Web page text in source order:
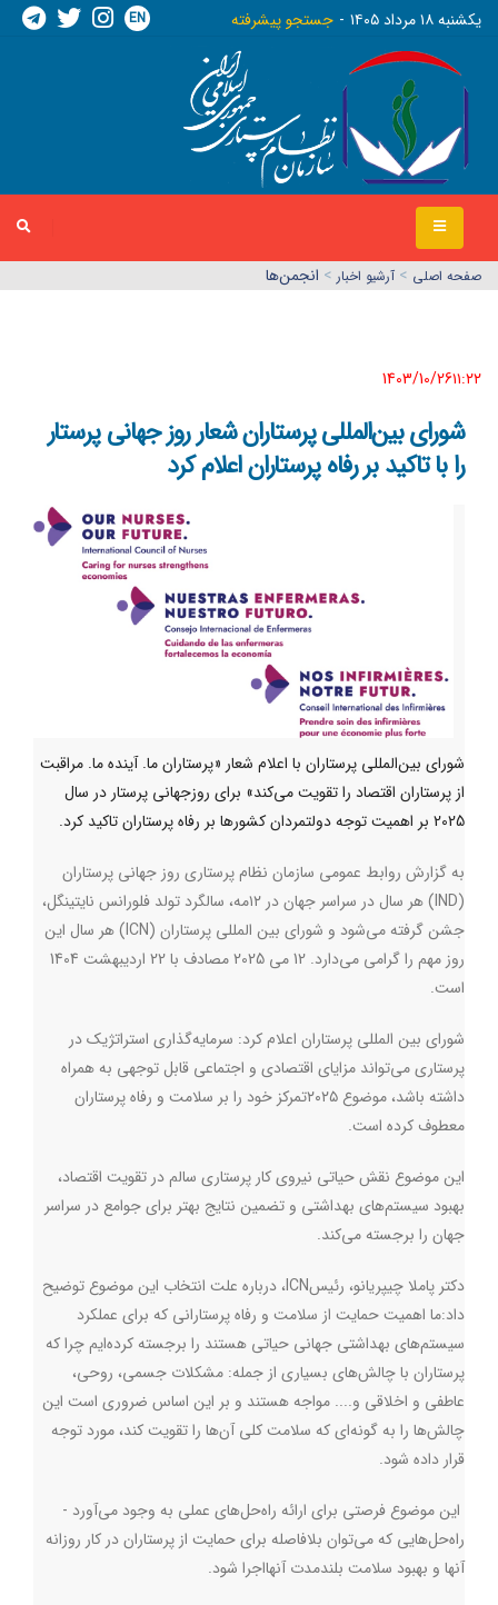
يکشنبه ١٨ مرداد ١٤٠٥ جستجو پیشرفته EN
صفحه اصلي > آرشیو اخبار > انجمن‌ها
1403/10/26١١:٢٢
شورای بین‌المللی پرستاران شعار روز جهانی پرستار
را با تاکید بر رفاه پرستاران اعلام کرد
شورای بین‌المللی پرستاران با اعلام شعار «پرستاران ما. آینده ما. مراقبت
از پرستاران اقتصاد را تقویت می‌کند» برای روزجهانی پرستار در سال
2025 بر اهمیت توجه دولتمردان کشورها بر رفاه پرستاران تاکید کرد.
به گزارش روابط عمومی سازمان نظام پرستاری روز جهانی پرستاران
(
IND
) هر سال در سراسر جهان در ۱۲مه، سالگرد تولد فلورانس نایتینگل،
جشن گرفته می‌شود و شورای بین المللی پرستاران (ICN) هر سال این
روز مهم را گرامی می‌دارد. 12 می 2025 مصادف با 22 اردیبهشت 1404
است.
شورای بین المللی پرستاران اعلام کرد: سرمایه‌گذاری استراتژیک در
پرستاری می‌تواند مزایای اقتصادی و اجتماعی قابل توجهی به همراه
داشته باشد، موضوع ۲۰۲۵تمرکز خود را بر سلامت و رفاه پرستاران
معطوف کرده است.
این موضوع نقش حیاتی نیروی کار پرستاری سالم در تقویت اقتصاد،
بهبود سیستم‌های بهداشتی و تضمین نتایج بهتر برای جوامع در سراسر
جهان را برجسته می‌کند.
دکتر پاملا چیپریانو، رئیسICN، درباره علت انتخاب این موضوع توضیح
داد:ما اهمیت حمایت از سلامت و رفاه پرستارانی که برای عملکرد
سیستم‌های بهداشتی جهانی حیاتی هستند را برجسته کرده‌ایم چرا که
پرستاران با چالش‌های بسیاری از جمله: مشکلات جسمی، روحی،
عاطفی و اخلاقی و.... مواجه هستند و بر این اساس ضروری است این
چالش‌ها را به گونه‌ای که سلامت کلی آن‌ها را تقویت کند، مورد توجه
قرار داده شود.
این موضوع فرصتی برای ارائه راه‌حل‌های عملی به وجود می‌آورد -
راه‌حل‌هایی که می‌توان بلافاصله برای حمایت از پرستاران در کار روزانه
آنها و بهبود سلامت بلندمدت آنهااجرا شود.